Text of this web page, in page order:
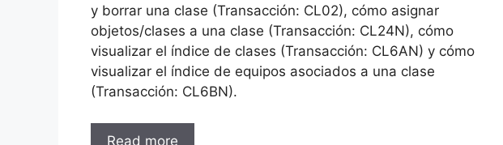
y borrar una clase (Transacción: CL02), cómo asignar
objetos/clases a una clase (Transacción: CL24N), cómo
visualizar el índice de clases (Transacción: CL6AN) y cómo
visualizar el índice de equipos asociados a una clase
(Transacción: CL6BN).
Read more